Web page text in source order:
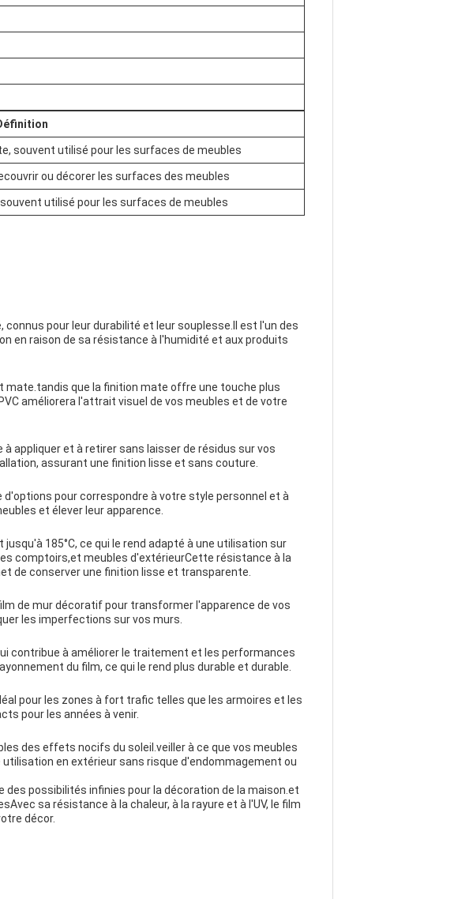
souvent utilisé pour les surfaces de meubles
ou décorer les surfaces des meubles
utilisé pour les surfaces de meubles
pour leur durabilité et leur souplesse.Il est l'un des
en raison de sa résistance à l'humidité et aux produits
mate.tandis que la finition mate offre une touche plus
améliorera l'attrait visuel de vos meubles et de votre
appliquer et à retirer sans laisser de résidus sur vos
assurant une finition lisse et sans couture.
d'options pour correspondre à votre style personnel et à
et élever leur apparence.
185°C, ce qui le rend adapté à une utilisation sur
comptoirs,et meubles d'extérieurCette résistance à la
de conserver une finition lisse et transparente.
de mur décoratif pour transformer l'apparence de vos
les imperfections sur vos murs.
contribue à améliorer le traitement et les performances
du film, ce qui le rend plus durable et durable.
pour les zones à fort trafic telles que les armoires et les
pour les années à venir.
des effets nocifs du soleil.veiller à ce que vos meubles
en extérieur sans risque d'endommagement ou
des possibilités infinies pour la décoration de la maison.et
sa résistance à la chaleur, à la rayure et à l'UV, le film
décor.